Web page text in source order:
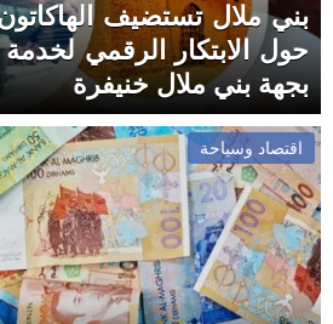
بني ملال تستضيف
حول الابتكار الرقمي
بجهة بني ملال خنيفرة
اقتصاد وسياحة